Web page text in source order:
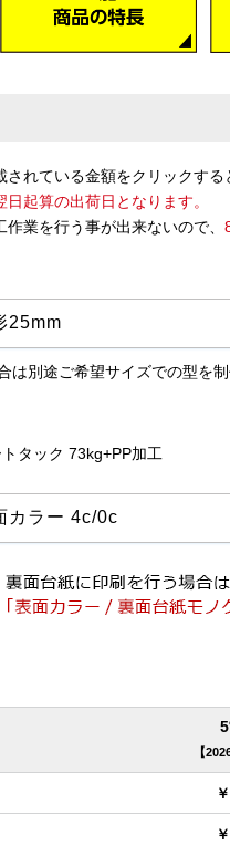
れている金額をクリックする
起算の出荷日となります。
業を行う事が出来ないので、
は別途ご希望サイズでの型を
タック 73kg+PP加工